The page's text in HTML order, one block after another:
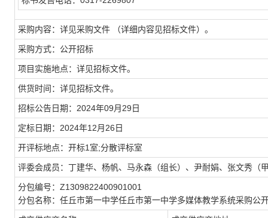
采购内容：详见采购文件 （详细内容见招标文件）。
采购方式：公开招标
项目实施地点：详见招标文件。
供货时间：详见招标文件。
招标公告日期：2024年09月29日
定标日期：2024年12月26日
开评标地点：开标1室;分散评标室
评委会成员：丁建华、杨帆、马永森（组长）、尹耐娟、张文秀（
分包编号：Z1309822400901001
分包名称：任丘市第一中学任丘市第一中学多媒体教学系统采购公